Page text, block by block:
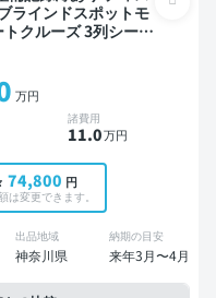
ラインドスポットモ
クルーズ 3列シート
衝突軽減 両側電動
万円
諸費用
11.0万円
74,800 円
は変更できます。
出品地域
神奈川県
納期の目安
来年3月〜4月